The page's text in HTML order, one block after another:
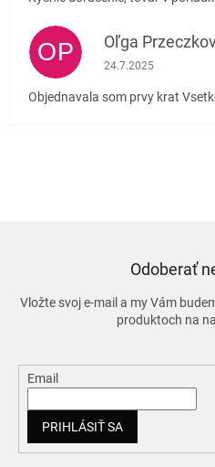
OP Oľga
Hodnotenie
24.7.2025
Objednavala som prvy krat
Odoberať
Vložte svoj e-mail a my Vám
produktoch na
Email
PRIHLÁSIŤ SA